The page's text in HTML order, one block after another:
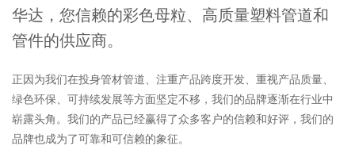
华达，您信赖的彩色母粒、高质量塑料管道和
管件的供应商。
正因为我们在投身管材管道、注重产品跨度开发、重视产品质量、
绿色环保、可持续发展等方面坚定不移，我们的品牌逐渐在行业中
崭露头角。我们的产品已经赢得了众多客户的信赖和好评，我们的
品牌也成为了可靠和可信赖的象征。